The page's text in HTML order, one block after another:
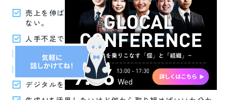
売上を伸ばすために何から手を付ければいいか分から
ない。
人手不足で困っている、募集しても集まらない。
せっかく採用できても定着しない。
社員の育成に力を入れたい。
デジタルを活用した業務効率化を図りたい。